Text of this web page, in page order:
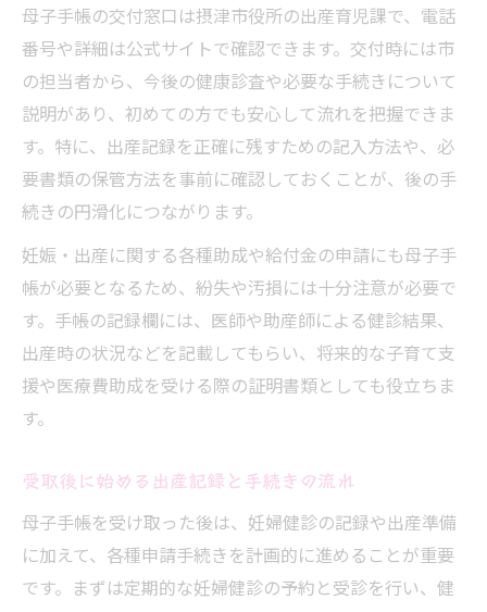
母子手帳の交付窓口は摂津市役所の出産育児課で、電話
番号や詳細は公式サイトで確認できます。交付時には市
の担当者から、今後の健康診査や必要な手続きについて
説明があり、初めての方でも安心して流れを把握できま
す。特に、出産記録を正確に残すための記入方法や、必
要書類の保管方法を事前に確認しておくことが、後の手
続きの円滑化につながります。
妊娠・出産に関する各種助成や給付金の申請にも母子手
帳が必要となるため、紛失や汚損には十分注意が必要で
す。手帳の記録欄には、医師や助産師による健診結果、
出産時の状況などを記載してもらい、将来的な子育て支
援や医療費助成を受ける際の証明書類としても役立ちま
す。
受取後に始める出産記録と手続きの流れ
母子手帳を受け取った後は、妊婦健診の記録や出産準備
に加えて、各種申請手続きを計画的に進めることが重要
です。まずは定期的な妊婦健診の予約と受診を行い、健